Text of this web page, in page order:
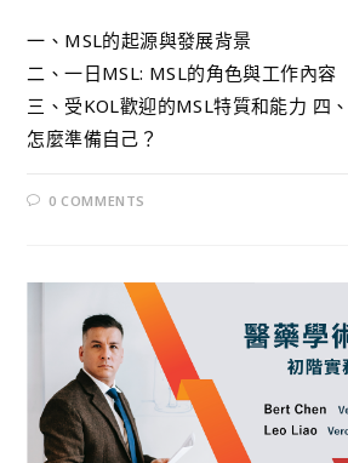
一、MSL的起源與發展背景
二、一日MSL: MSL的角色與工作內容
三、受KOL歡迎的MSL特質和能力 四
怎麼準備自己？
0 COMMENTS